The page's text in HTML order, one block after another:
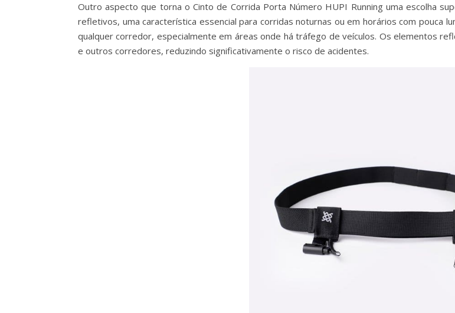
Outro aspecto que torna o Cinto de Corrida Porta Número HUPI Running uma escolha
refletivos, uma característica essencial para corridas noturnas ou em horários com pouca
qualquer corredor, especialmente em áreas onde há tráfego de veículos. Os elementos
e outros corredores, reduzindo significativamente o risco de acidentes.